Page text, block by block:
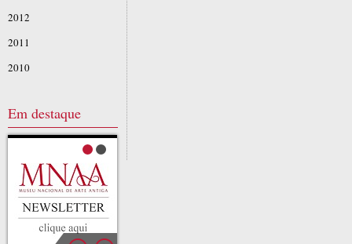
2012
2011
2010
Em destaque